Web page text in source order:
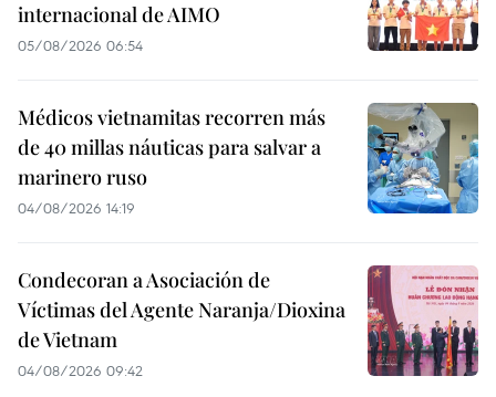
internacional de AIMO
05/08/2026 06:54
Médicos vietnamitas recorren más
de 40 millas náuticas para salvar a
marinero ruso
04/08/2026 14:19
Condecoran a Asociación de
Víctimas del Agente Naranja/Dioxina
de Vietnam
04/08/2026 09:42